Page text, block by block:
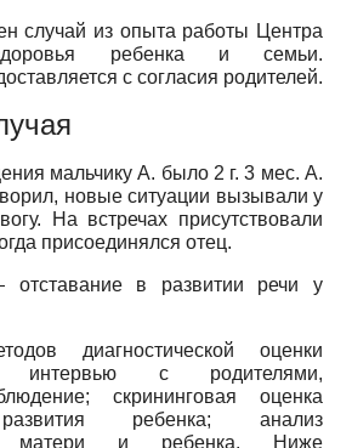
случай из опыта работы Центра
здоровья ребенка и семьи.
с согласия родителей.
мальчику А. было 2 г. 3 мес. А.
новые ситуации вызывали у
На встречах присутствовали
присоединялся отец.
в развитии речи у
диагностической оценки
интервью с родителями,
скрининговая оценка
ребенка; анализ
матери и ребенка. Ниже